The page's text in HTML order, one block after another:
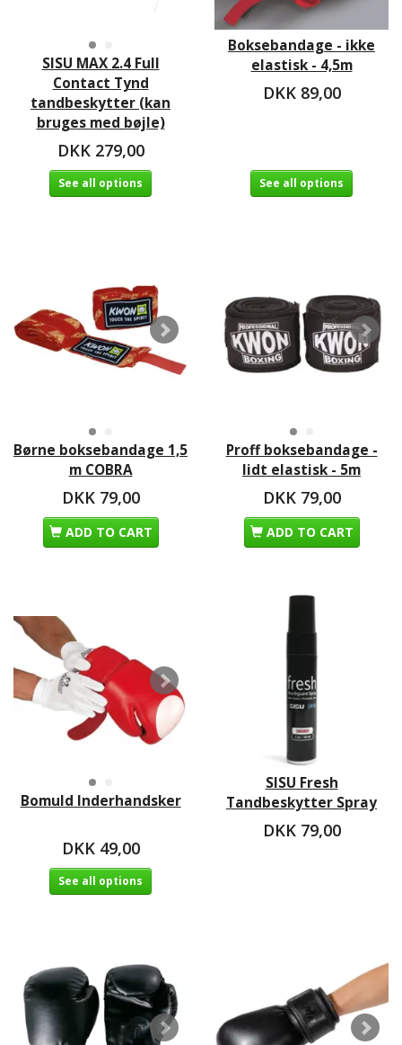
SISU MAX 2.4 Full
Contact Tynd
tandbeskytter (kan
bruges med bøjle)
DKK 279,00
See all options
Boksebandage - ikke
elastisk - 4,5m
DKK 89,00
See all options
Børne boksebandage 1,5
m COBRA
DKK 79,00
ADD TO CART
Proff boksebandage -
lidt elastisk - 5m
DKK 79,00
ADD TO CART
Bomuld Inderhandsker
DKK 49,00
See all options
SISU Fresh
Tandbeskytter Spray
DKK 79,00